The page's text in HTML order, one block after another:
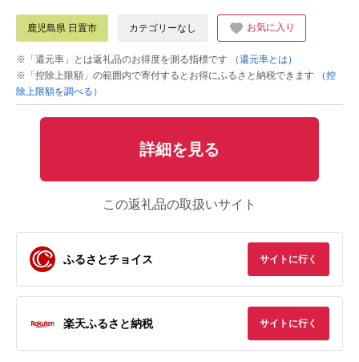
鹿児島県 日置市 カテゴリーなし お気に入り
※「還元率」とは返礼品のお得度を測る指標です
（還元率とは）
※「控除上限額」の範囲内で寄付するとお得にふるさと納税できます
（控
除上限額を調べる）
詳細を見る
この返礼品の取扱いサイト
ふるさとチョイス サイトに行く
楽天ふるさと納税 サイトに行く